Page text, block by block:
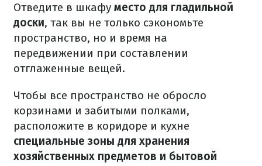
Отведите в шкафу место для гладильной
доски, так вы не только сэкономьте
пространство, но и время на
передвижении при составлении
отглаженные вещей.
Чтобы все пространство не обросло
корзинами и забитыми полками,
расположите в коридоре и кухне
специальные зоны для хранения
хозяйственных предметов и бытовой